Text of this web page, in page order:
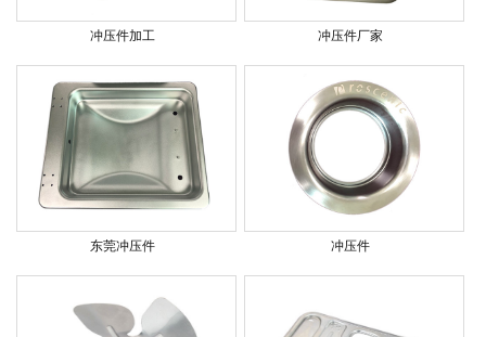
冲压件加工 冲压件厂家
东莞冲压件 冲压件